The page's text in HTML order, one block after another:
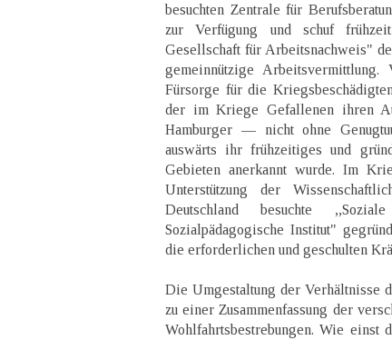
besuchten Zentrale für
zur Verfügung und schuf
Gesellschaft für Arbeitsnachweis"
gemeinnützige
Fürsorge für die
der im Kriege Gefallenen ihren
Hamburger — nicht ohne
auswärts ihr frühzeitiges und
Gebieten anerkannt wurde. Im
Unterstützung der
Deutschland besuchte
Sozialpädagogische Institut"
die erforderlichen und geschulten
Die Umgestaltung der Verhältnisse
zu einer Zusammenfassung der
Wohlfahrtsbestrebungen. Wie einst